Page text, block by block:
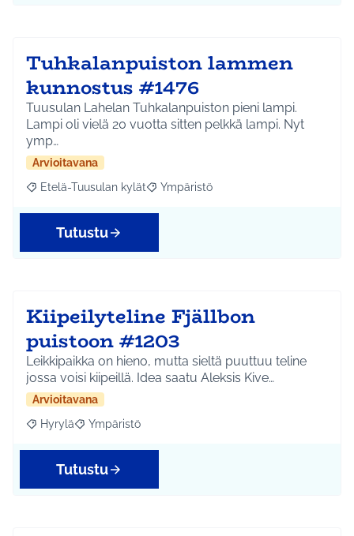
Tuhkalanpuiston lammen
kunnostus #1476
Tuusulan Lahelan Tuhkalanpuiston pieni lampi.
Lampi oli vielä 20 vuotta sitten pelkkä lampi. Nyt
ymp…
Arvioitavana
Rajaa tulokset aihepiirin mukaan: Etelä-Tuusulan kylät
Etelä-Tuusulan kylät Rajaa tulokset teeman mukaan:
Ympäristö
Tutustu
Kiipeilyteline Fjällbon
puistoon #1203
Leikkipaikka on hieno, mutta sieltä puuttuu teline
jossa voisi kiipeillä. Idea saatu Aleksis Kive…
Arvioitavana
Rajaa tulokset aihepiirin mukaan: Hyrylä
Hyrylä Rajaa tulokset teeman mukaan: Ympäristö
Ympäristö
Tutustu